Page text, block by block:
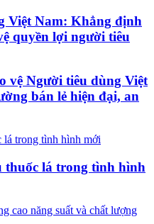
Việt Nam: Khẳng định
quyền lợi người tiêu
vệ Người tiêu dùng Việt
bán lẻ hiện đại, an
thuốc lá trong tình hình